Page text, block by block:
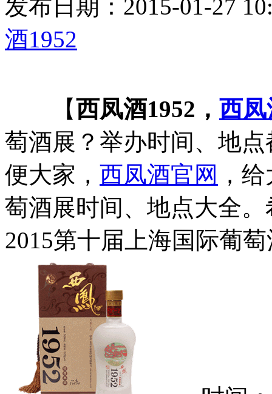
发布日期：2015-01-27
酒1952
【西凤酒1952， 西
萄酒展？举办时间、地
便大家， 西凤酒官网 ，
萄酒展时间、地点大全
2015第十届上海国际葡